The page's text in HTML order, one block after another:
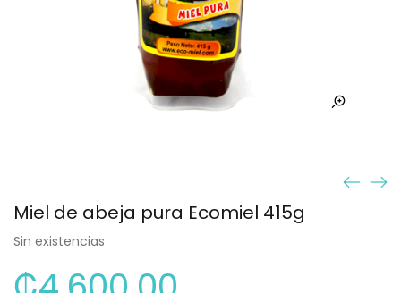
Miel de abeja pura Ecomiel 415g
Sin existencias